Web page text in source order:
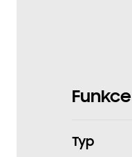
Funkce
Typ